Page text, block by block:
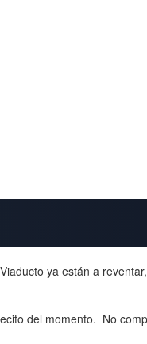
ya están a
del momento. No